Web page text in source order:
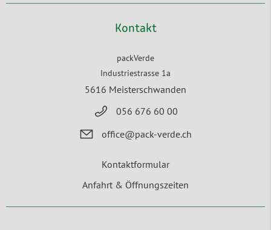
Kontakt
packVerde
Industriestrasse 1a
5616 Meisterschwanden
056 676 60 00
office@pack-verde.ch
Kontaktformular
Anfahrt & Öffnungszeiten